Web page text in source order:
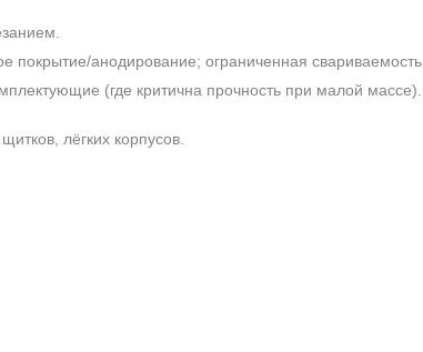
покрытие/анодирование; ограниченная свариваемость.
(где критична прочность при малой массе).
лёгких корпусов.